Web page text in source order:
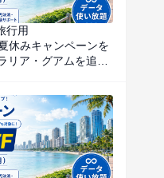
行用
休みキャンペーンを
リア・グアムを追